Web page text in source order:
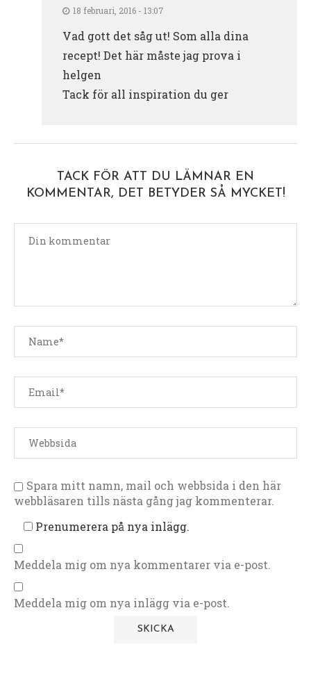
18 februari, 2016 - 13:07
Vad gott det såg ut! Som alla dina
recept! Det här måste jag prova i
helgen
Tack för all inspiration du ger
TACK FÖR ATT DU LÄMNAR EN
KOMMENTAR, DET BETYDER SÅ MYCKET!
Spara mitt namn, mail och webbsida i den här
webbläsaren tills nästa gång jag kommenterar.
Prenumerera på nya inlägg.
Meddela mig om nya kommentarer via e-post.
Meddela mig om nya inlägg via e-post.